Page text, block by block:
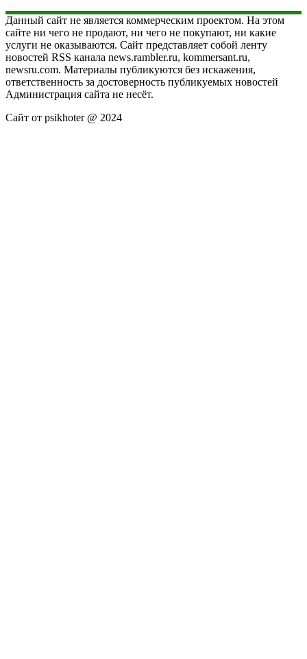
Данный сайт не является коммерческим проектом. На этом
сайте ни чего не продают, ни чего не покупают, ни какие
услуги не оказываются. Сайт представляет собой ленту
новостей RSS канала news.rambler.ru, kommersant.ru,
newsru.com. Материалы публикуются без искажения,
ответственность за достоверность публикуемых новостей
Администрация сайта не несёт.
Сайт от psikhoter @ 2024